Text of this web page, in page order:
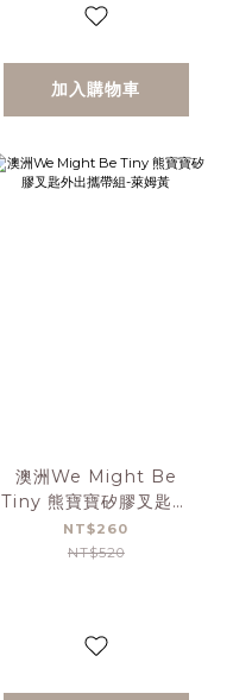
加入購物車
澳洲We Might Be
Tiny 熊寶寶矽膠叉匙外
出攜帶組-萊姆黃
NT$260
NT$520